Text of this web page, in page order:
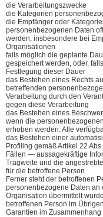
die Verarbeitungszwecke
die Kategorien
die Empfänger oder
personenbezogenen Daten
werden, insbesondere bei
Organisationen
falls möglich die geplante
gespeichert werden, oder,
Festlegung dieser Dauer
das Bestehen eines Rechts
betreffenden
Verarbeitung durch den
gegen diese Verarbeitung
das Bestehen eines
wenn die
erhoben werden: Alle
das Bestehen einer
Profiling gemäß Artikel 22
Fällen — aussagekräftige
Tragweite und die
für die betroffene Person
Ferner steht der betroffenen
personenbezogene Daten an
Organisation übermittelt
betroffenen Person im
Garantien im